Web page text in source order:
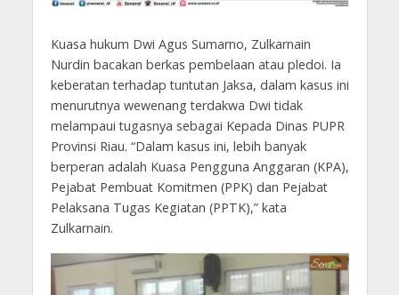
Kuasa hukum Dwi Agus Sumarno, Zulkarnain
Nurdin bacakan berkas pembelaan atau pledoi. Ia
keberatan terhadap tuntutan Jaksa, dalam kasus ini
menurutnya wewenang terdakwa Dwi tidak
melampaui tugasnya sebagai Kepada Dinas PUPR
Provinsi Riau. “Dalam kasus ini, lebih banyak
berperan adalah Kuasa Pengguna Anggaran (KPA),
Pejabat Pembuat Komitmen (PPK) dan Pejabat
Pelaksana Tugas Kegiatan (PPTK),” kata
Zulkarnain.